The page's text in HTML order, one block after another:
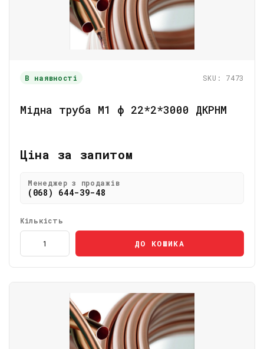
В наявності SKU: 7473
Мідна труба М1 ф 22*2*3000 ДКРНМ
Ціна за запитом
Менеджер з продажів
(068) 644-39-48
Кількість
ДО КОШИКА